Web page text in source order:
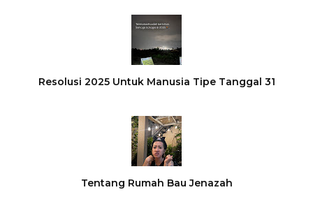
Resolusi 2025 Untuk Manusia Tipe Tanggal 31
Tentang Rumah Bau Jenazah